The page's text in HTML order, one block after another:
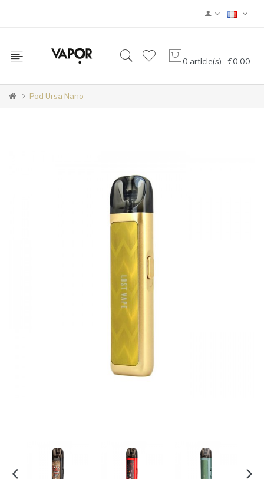
0 article(s) - €0,00
Pod Ursa Nano